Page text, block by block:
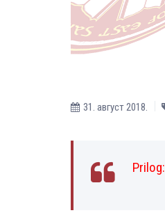
31. август 2018.
Prilog: